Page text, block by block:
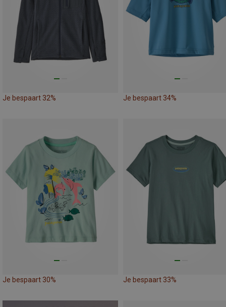
Je bespaart 32% Je bespaart 34%
Je bespaart 30% Je bespaart 33%